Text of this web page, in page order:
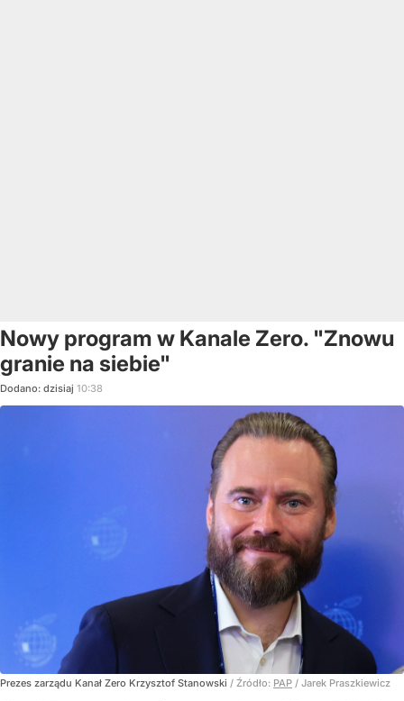
Nowy program w Kanale Zero. "Znowu
granie na siebie"
Dodano: dzisiaj 10:38
Prezes zarządu Kanał Zero Krzysztof Stanowski / Źródło: PAP / Jarek Praszkiewicz